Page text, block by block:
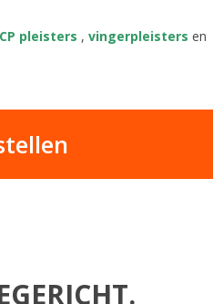
pleisters , vingerpleisters en